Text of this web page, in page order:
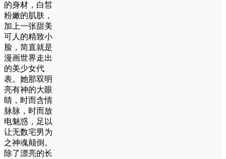
的身材，白皙
粉嫩的肌肤，
加上一张甜美
可人的精致小
脸，简直就是
漫画世界走出
的美少女代
表。她那双明
亮有神的大眼
睛，时而含情
脉脉，时而放
电魅惑，足以
让无数宅男为
之神魂颠倒。
除了漂亮的长